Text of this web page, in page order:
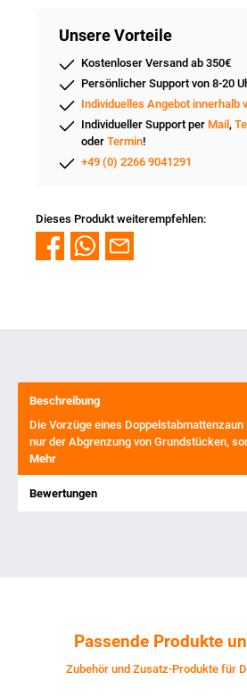
Unsere Vorteile
Kostenloser Versand ab 350€
Persönlicher Support von 8-20
Individuelles Angebot innerhalb
Individueller Support per Mail ,
oder Termin!
+49 (0) 2266 9041291
Dieses Produkt weiterempfehlen:
Beschreibung
Die Vorzüge eines Doppelstabmattenzaun
nur der Abgrenzung von Grundstücken,
Mehr
Bewertungen
Passende Produkte
Zubehör und Zusatz-Produkte für